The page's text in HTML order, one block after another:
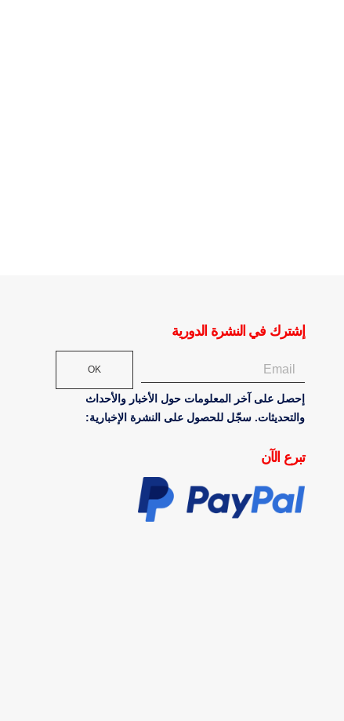
إشترك في النشرة الدورية
OK
إحصل على آخر المعلومات حول الأخبار والأحداث
والتحديثات. سجّل للحصول على النشرة الإخبارية:
تبرع الآن